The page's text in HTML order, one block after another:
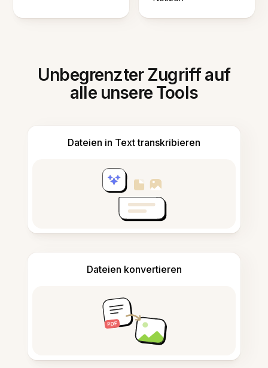
Unbegrenzter Zugriff auf
alle unsere Tools
Dateien in Text transkribieren
Dateien konvertieren